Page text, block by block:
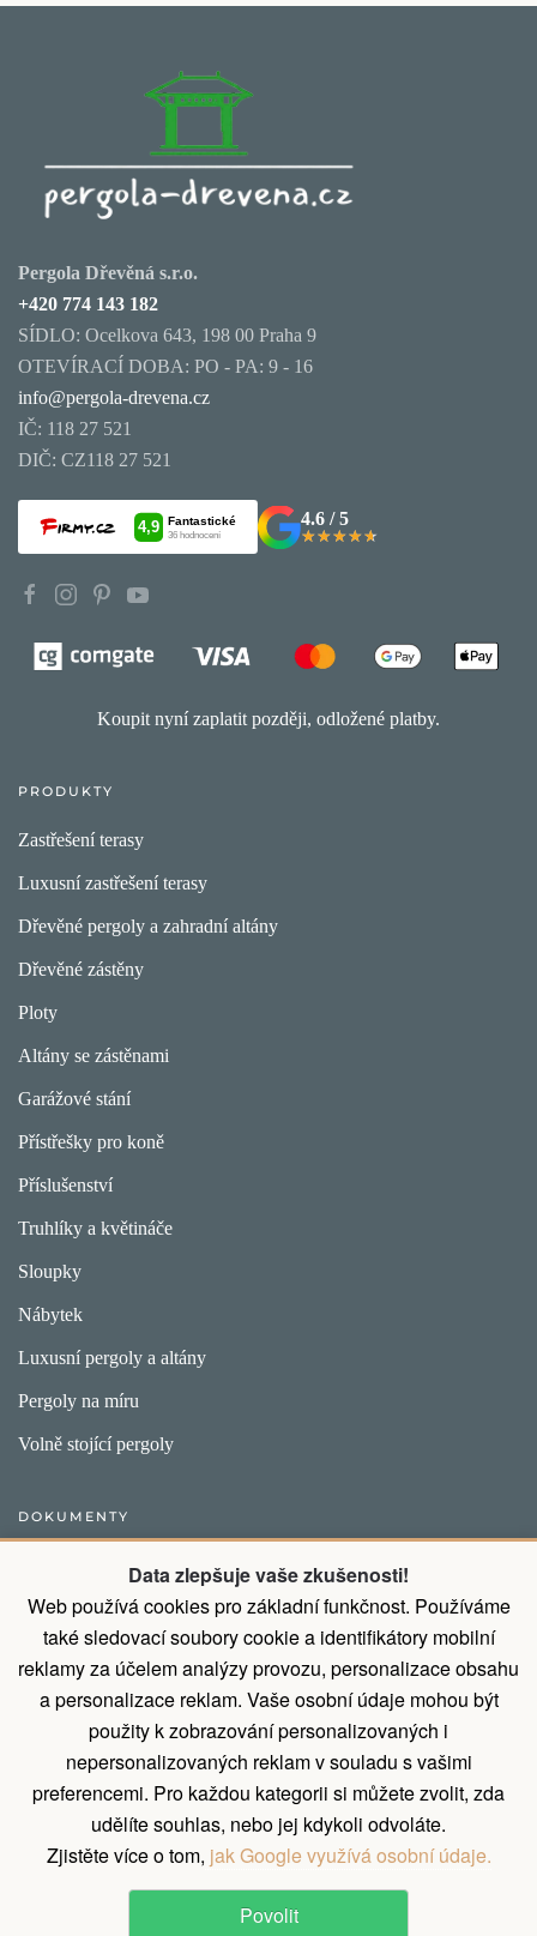
Data zlepšuje vaše zkušenosti!
Web používá cookies pro základní funkčnost. Používáme
také sledovací soubory cookie a identifikátory mobilní
reklamy za účelem analýzy provozu, personalizace obsahu
a personalizace reklam. Vaše osobní údaje mohou být
použity k zobrazování personalizovaných i
nepersonalizovaných reklam v souladu s vašimi
preferencemi. Pro každou kategorii si můžete zvolit, zda
udělíte souhlas, nebo jej kdykoli odvoláte.
Zjistěte více o tom, jak Google využívá osobní údaje.
Povolit
Pergola Dřevěná s.r.o.
+420 774 143 182
SÍDLO: Ocelkova 643, 198 00 Praha 9
OTEVÍRACÍ DOBA: PO - PA: 9 - 16
info@pergola-drevena.cz
IČ: 118 27 521
DIČ: CZ118 27 521
4.6 / 5
★★★★★
★★★★★
Koupit nyní zaplatit později, odložené platby.
PRODUKTY
Zastřešení terasy
Luxusní zastřešení terasy
Dřevěné pergoly a zahradní altány
Dřevěné zástěny
Ploty
Altány se zástěnami
Garážové stání
Přístřešky pro koně
Příslušenství
Truhlíky a květináče
Sloupky
Nábytek
Luxusní pergoly a altány
Pergoly na míru
Volně stojící pergoly
DOKUMENTY
Obecný postup pro vytvoření objednávky
Přirozené vlastnosti dřeva
Všeobecné obchodní podmínky a podmínky ochrany osobních
údajů
Díky montáži od nás ušetříte 9% z ceny
Zásady zpracování osobních údajů